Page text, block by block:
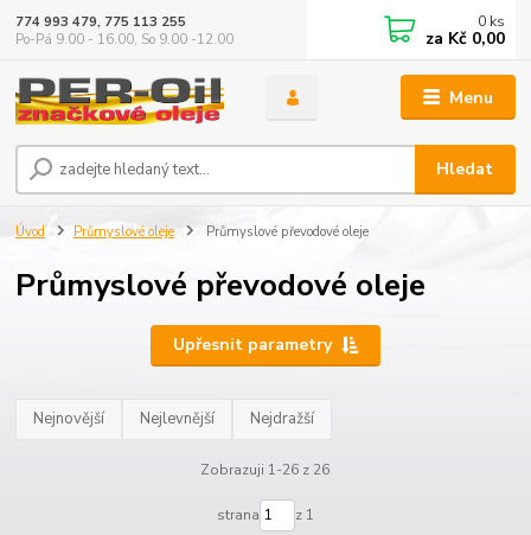
Menu
Hledat
774 993 479, 775 113 255
Po-Pá 9.00 - 16.00, So 9.00 -12.00
0 ks
za Kč 0,00
Úvod Průmyslové oleje Průmyslové převodové oleje
Průmyslové převodové oleje
Upřesnit parametry
Nejnovější Nejlevnější Nejdražší
Zobrazuji 1-26 z 26
strana z 1